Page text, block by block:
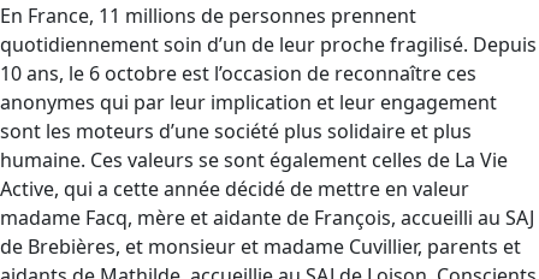
En France, 11 millions de personnes prennent
quotidiennement soin d’un de leur proche fragilisé. Depuis
10 ans, le 6 octobre est l’occasion de reconnaître ces
anonymes qui par leur implication et leur engagement
sont les moteurs d’une société plus solidaire et plus
humaine. Ces valeurs se sont également celles de La Vie
Active, qui a cette année décidé de mettre en valeur
madame Facq, mère et aidante de François, accueilli au SAJ
de Brebières, et monsieur et madame Cuvillier, parents et